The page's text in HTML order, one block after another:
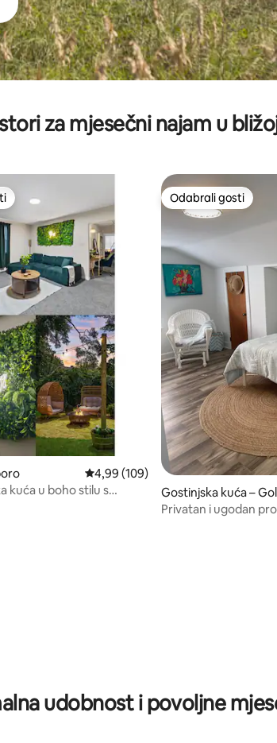
za mjesečni najam u
57
Prosječna ocjena: 4,99/5,
4,99 (109)
kuća u boho stilu s
Odabrali gosti
Odabrali gosti
Gostinjska kuća –
Privatan i ugodan
udobnost i povoljne